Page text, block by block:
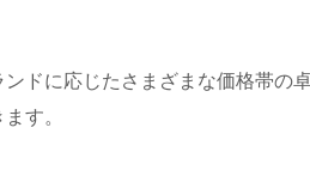
ドに応じたさまざまな価格帯の
す。